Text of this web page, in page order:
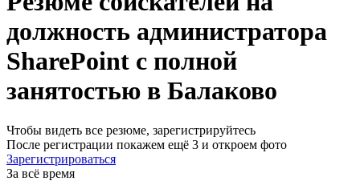
должность администратора
SharePoint с полной
занятостью в Балаково
Чтобы видеть все резюме, зарегистрируйтесь
После регистрации покажем ещё 3 и откроем фото
Зарегистрироваться
За всё время